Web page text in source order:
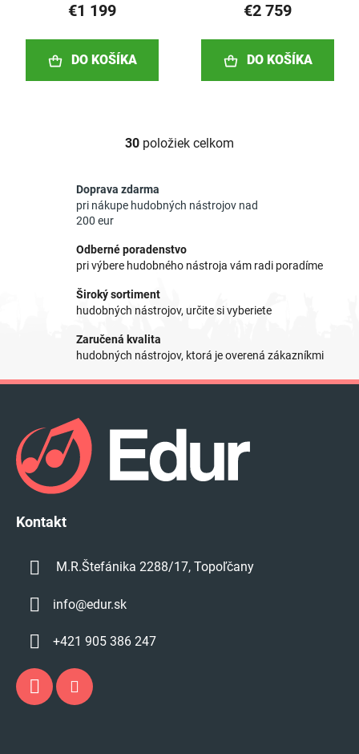
€1 199
DO KOŠÍKA
€2 759
DO KOŠÍKA
O
á
c
i
p
k
y
p
u
30 položiek celkom
Doprava zdarma
pri nákupe hudobných nástrojov nad
200 eur
Odberné poradenstvo
pri výbere hudobného nástroja vám radi poradíme
Široký sortiment
hudobných nástrojov, určite si vyberiete
Zaručená kvalita
hudobných nástrojov, ktorá je overená zákazníkmi
Kontakt
M.R.Štefánika 2288/17, Topoľčany
info@edur.sk
+421 905 386 247